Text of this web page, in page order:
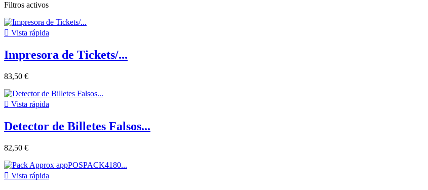
Filtros activos
 Vista rápida
Impresora de Tickets/...
83,50 €
 Vista rápida
Detector de Billetes Falsos...
82,50 €
 Vista rápida